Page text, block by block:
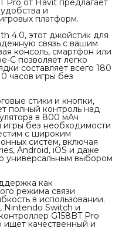
Pro от Havit предлагает
и
платформ.
4.0, этот джойстик для
связь с вашим
консоль, смартфон или
C позволяет легко
составляет всего 180
часов игры без
стики и кнопки,
полный контроль над
в 800 мАч
игры без необходимости
с широким
систем, включая
Android, iOS и даже
универсальным выбором
как
режима связи
в использовании.
Nintendo Switch и
G158BT Pro
ищет качественный и